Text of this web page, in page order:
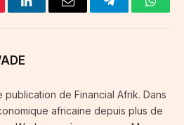
LinkedInEmail Telegram
publication de Financial Afrik. Dans
africaine depuis plus de